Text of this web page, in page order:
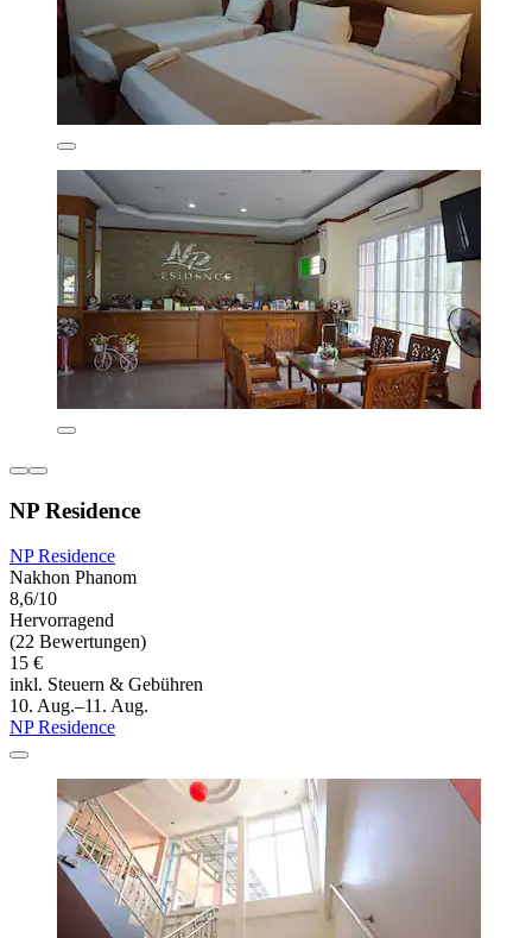
NP Residence
NP Residence
Nakhon Phanom
8,6/10
Hervorragend
(22 Bewertungen)
15 €
inkl. Steuern & Gebühren
10. Aug.–11. Aug.
NP Residence